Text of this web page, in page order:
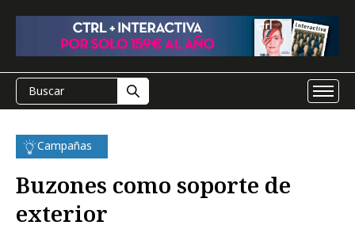
Campañas
Buzones como soporte de
exterior